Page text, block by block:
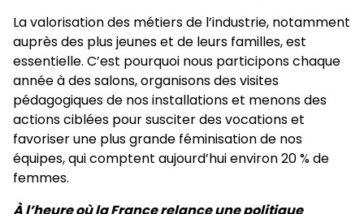
La valorisation des métiers de l’industrie, notamment
auprès des plus jeunes et de leurs familles, est
essentielle. C’est pourquoi nous participons chaque
année à des salons, organisons des visites
pédagogiques de nos installations et menons des
actions ciblées pour susciter des vocations et
favoriser une plus grande féminisation de nos
équipes, qui comptent aujourd’hui environ 20 % de
femmes.
À l’heure où la France relance une politique